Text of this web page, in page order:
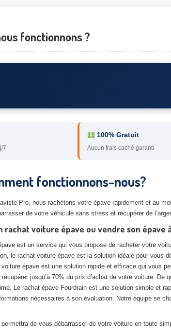
fonctionnons ?
7
100% Gratuit
Aucun frais caché garanti
fonctionnons-nous?
Pro, nous rachètons votre épave rapidement et au
de votre véhicule sans stress et récupérer de
rachat voiture épave ou vendre son épave
est un service qui vous propose de racheter votre
le rachat voiture épave est la solution idéale pour vous
voiture épave est une solution rapide et efficace qui vous
jusqu’à 70% du prix d’achat de votre voiture. De
Le rachat épave Fourdrain est une solution simple et
nécessaires à son évaluation. Notre équipe se
de vous débarrasser de votre voiture en toute